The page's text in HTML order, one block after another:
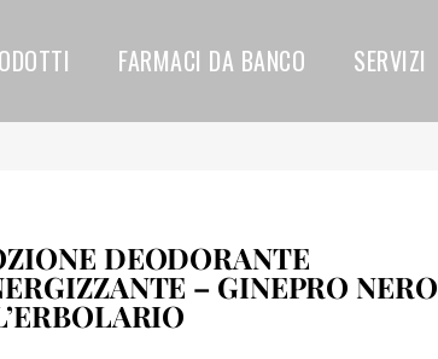
FARMACI DA BANCO SERVIZI
DEODORANTE
– GINEPRO NERO